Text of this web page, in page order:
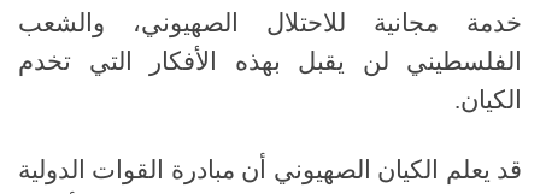
خدمة مجانية للاحتلال الصهيوني، والشعب
الفلسطيني لن يقبل بهذه الأفكار التي تخدم
الكيان.
قد يعلم الكيان الصهيوني أن مبادرة القوات الدولية